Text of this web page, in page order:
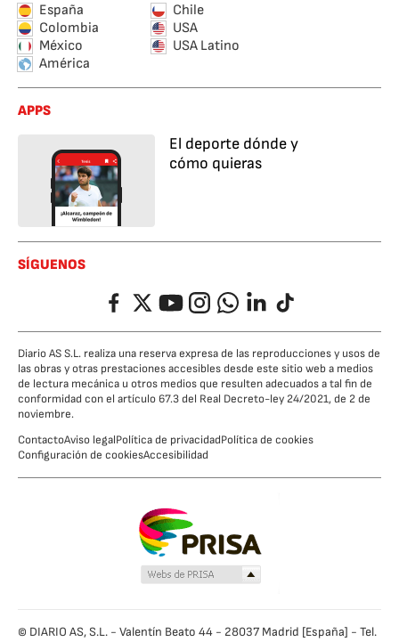
España
Chile
Colombia
USA
México
USA Latino
América
APPS
El deporte dónde y
cómo quieras
SÍGUENOS
FacebookTwitterYouTubeInstagramWhatsappLinkedIn
TikTok
Diario AS S.L. realiza una reserva expresa de las reproducciones y usos de
las obras y otras prestaciones accesibles desde este sitio web a medios
de lectura mecánica u otros medios que resulten adecuados a tal fin de
conformidad con el artículo 67.3 del Real Decreto-ley 24/2021, de 2 de
noviembre.
ContactoAviso legalPolítica de privacidadPolítica de cookies
Configuración de cookiesAccesibilidad
© DIARIO AS, S.L. - Valentín Beato 44 - 28037 Madrid [España] - Tel.